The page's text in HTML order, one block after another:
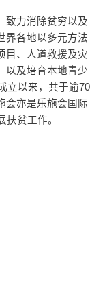
致力消除贫穷以及
界各地以多元方法
目、人道救援及灾
以及培育本地青少
立以来，共于逾70
会亦是乐施会国际
贫工作。